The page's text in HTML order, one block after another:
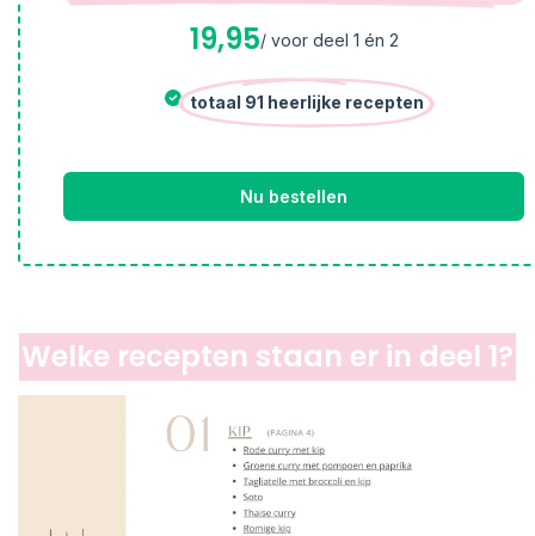
19,95/ voor deel 1 én 2
totaal 91 heerlijke recepten
Nu bestellen
Welke recepten staan er in deel 1?